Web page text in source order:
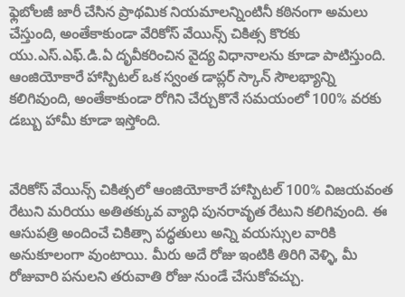
ఫ్లెబోలజీ జారీ చేసిన ప్రాథమిక నియమాలన్నింటినీ కఠినంగా అమలు
చేస్తుంది, అంతేకాకుండా వేరికోస్ వేయిన్స్ చికిత్స కొరకు
యు.ఎస్.ఎఫ్.డి.ఏ దృవీకరించిన వైద్య విధానాలను కూడా పాటిస్తుంది.
ఆంజియోకారే హాస్పిటల్ ఒక స్వంత డాప్లర్ స్కాన్ సౌలభ్యాన్ని
కలిగివుంది, అంతేకాకుండా రోగిని చేర్చుకొనే సమయంలో 100% వరకు
డబ్బు హామీ కూడా ఇస్తోంది.
వేరికోస్ వేయిన్స్ చికిత్సలో ఆంజియోకారే హాస్పిటల్ 100% విజయవంత
రేటుని మరియు అతితక్కువ వ్యాధి పునరావృత రేటుని కలిగివుంది. ఈ
ఆసుపత్రి అందించే చికిత్సా పద్ధతులు అన్ని వయస్సుల వారికి
అనుకూలంగా వుంటాయి. మీరు అదే రోజు ఇంటికి తిరిగి వెళ్ళి, మీ
రోజువారి పనులని తరువాతి రోజు నుండే చేసుకోవచ్చు.